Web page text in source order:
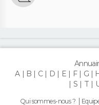
A
B C D E F G
S
T
Qui sommes-nous ?